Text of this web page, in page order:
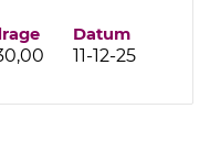
Datum
11-12-25